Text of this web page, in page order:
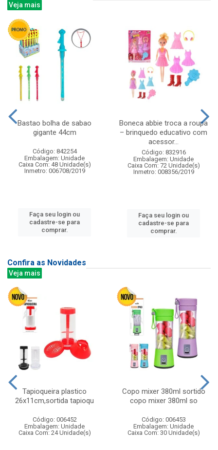
Veja mais
Bastao bolha de sabao
gigante 44cm
Código: 842254
Embalagem: Unidade
Caixa Com: 48 Unidade(s)
Inmetro: 006708/2019
Faça seu login ou
cadastre-se para
comprar.
Boneca abbie troca a roupa
– brinquedo educativo com
acessor...
Código: 832916
Embalagem: Unidade
Caixa Com: 72 Unidade(s)
Inmetro: 008356/2019
Faça seu login ou
cadastre-se para
comprar.
Confira as Novidades
Veja mais
Tapioqueira plastico
26x11cm,sortida tapioqu
Código: 006452
Embalagem: Unidade
Caixa Com: 24 Unidade(s)
Copo mixer 380ml sortido
copo mixer 380ml so
Código: 006453
Embalagem: Unidade
Caixa Com: 30 Unidade(s)